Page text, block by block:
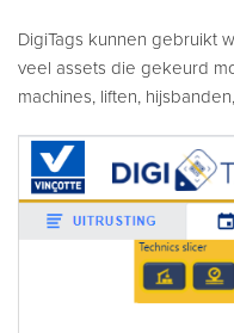
DigiTags kunnen gebruikt
veel assets die gekeurd
machines, liften,